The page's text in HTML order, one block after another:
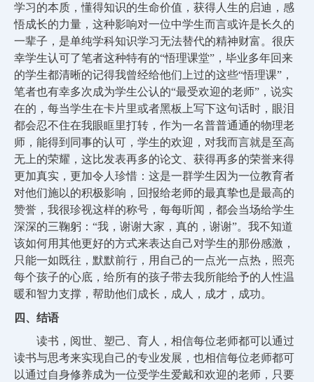
学习的本质，懂得知识的生命价值，获得人生的启迪，感
悟成长的力量，这种影响对一位中学生而言或许是长久的
一辈子，是单纯学科知识学习无法替代的精神财富。很庆
幸学生认可了笔者这种特有的“悟理课堂”，毕业多年回来
的学生都清晰的记得我曾经给他们上过的这些“悟理课”，
笔者也有幸多次成为学生公认的“最受欢迎的老师”，说实
在的，每当学生在卡片里或者黑板上写下这句话时，眼泪
都会忍不住在我眼眶里打转，作为一名普普通通的物理老
师，能得到同事的认可，学生的欢迎，对我而言就是至高
无上的荣耀，这比发表再多的论文、获得再多的荣誉来得
更加真实，更加令人珍惜：这是一群学生因为一位教育者
对他们施以的积极影响，回报给老师的最真挚也是最高的
赞誉，我很珍视这样的称号，每每听闻，都会当场给学生
深深的三鞠躬：“我，谢谢大家，真的，谢谢”。我不知道
该如何用其他更好的方式来表达自己对学生的那份感激，
只能一如既往，默默前行，用自己的一点光一点热，照亮
每个孩子的心底，给所有的孩子带去我所能给予的人性温
暖和智力支撑，帮助他们成长，成人，成才，成功。
四、结语
读书，阅世、塑己、育人，相信每位老师都可以通过
读书与思考来实现自己的专业发展，也相信每位老师都可
以通过自身修养成为一位受学生爱戴和欢迎的老师，只要